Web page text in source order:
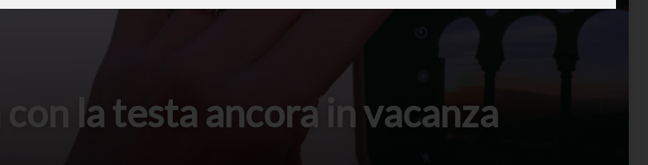
la testa ancora in vacanza